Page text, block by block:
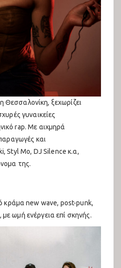
ξεχωρίζει
γυναικείες
rap. Με αιχμηρά
και
Styl Mo, DJ Silence κ.α,
της.
κράμα new wave, post-punk,
ωμή ενέργεια επί σκηνής.